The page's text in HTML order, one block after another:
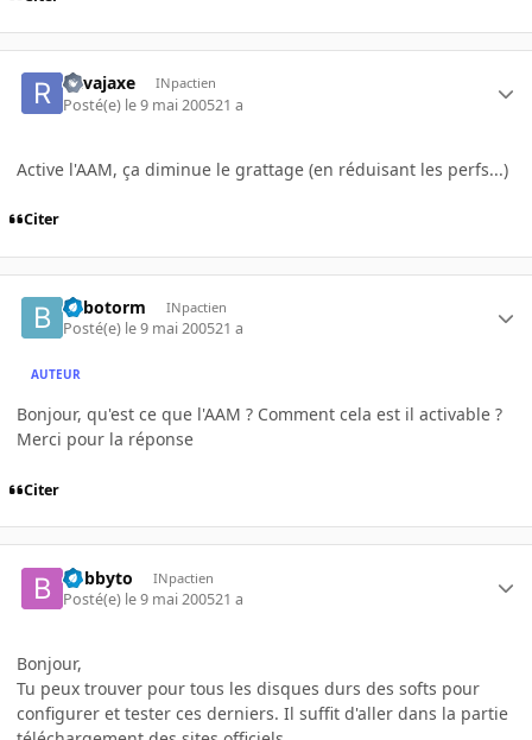
Ravajaxe INpactien
Posté(e) le 9 mai 200521 a
Active l'AAM, ça diminue le grattage (en réduisant les perfs...)
Citer
Bilbotorm INpactien
Posté(e) le 9 mai 200521 a
AUTEUR
Bonjour, qu'est ce que l'AAM ? Comment cela est il activable ?
Merci pour la réponse
Citer
bobbyto INpactien
Posté(e) le 9 mai 200521 a
Bonjour,
Tu peux trouver pour tous les disques durs des softs pour
configurer et tester ces derniers. Il suffit d'aller dans la partie